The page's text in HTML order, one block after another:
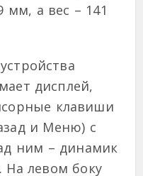
мм, а вес – 141
дисплей,
клавиши
и Меню) с
ним – динамик
На левом боку